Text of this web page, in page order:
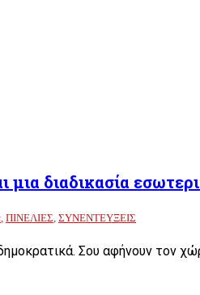
μια διαδικασία
ΠΙΝΕΛΙΕΣ ΣΥΝΕΝΤΕΥΞΕΙΣ
Σου αφήνουν τον